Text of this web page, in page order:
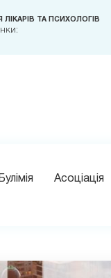
ЛІКАРІВ ТА ПСИХОЛОГІВ
Булімія Асоціація